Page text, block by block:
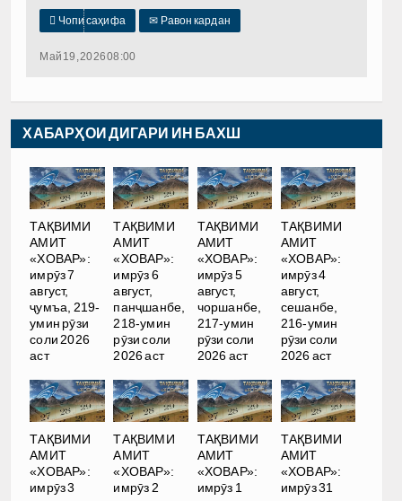
 Чопи саҳифа ✉ Равон кардан
Май 19, 2026 08:00
ХАБАРҲОИ ДИГАРИ ИН БАХШ
ТАҚВИМИ
АМИТ
«ХОВАР»:
имрӯз 7
август,
ҷумъа, 219-
умин рӯзи
соли 2026
аст
ТАҚВИМИ
АМИТ
«ХОВАР»:
имрӯз 6
август,
панҷшанбе,
218-умин
рӯзи соли
2026 аст
ТАҚВИМИ
АМИТ
«ХОВАР»:
имрӯз 5
август,
чоршанбе,
217-умин
рӯзи соли
2026 аст
ТАҚВИМИ
АМИТ
«ХОВАР»:
имрӯз 4
август,
сешанбе,
216-умин
рӯзи соли
2026 аст
ТАҚВИМИ
АМИТ
«ХОВАР»:
имрӯз 3
ТАҚВИМИ
АМИТ
«ХОВАР»:
имрӯз 2
ТАҚВИМИ
АМИТ
«ХОВАР»:
имрӯз 1
ТАҚВИМИ
АМИТ
«ХОВАР»:
имрӯз 31